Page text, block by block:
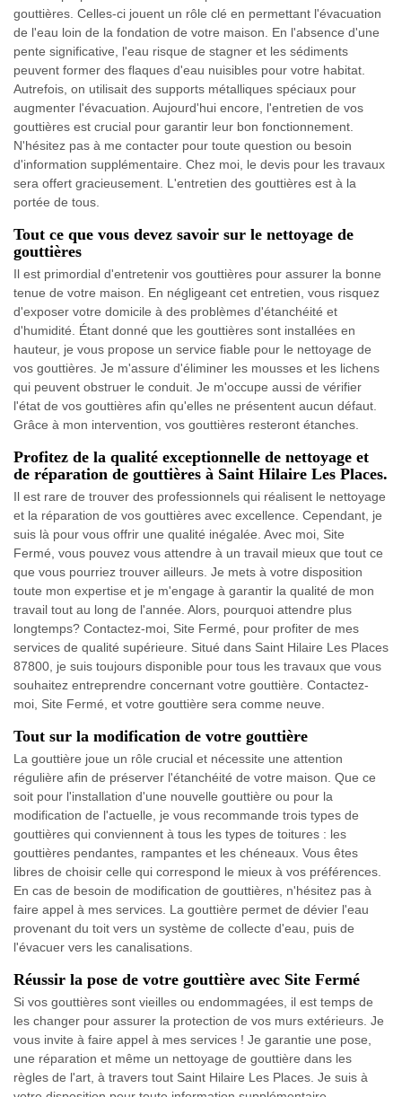
gouttières. Celles-ci jouent un rôle clé en permettant l'évacuation
de l'eau loin de la fondation de votre maison. En l'absence d'une
pente significative, l'eau risque de stagner et les sédiments
peuvent former des flaques d'eau nuisibles pour votre habitat.
Autrefois, on utilisait des supports métalliques spéciaux pour
augmenter l'évacuation. Aujourd'hui encore, l'entretien de vos
gouttières est crucial pour garantir leur bon fonctionnement.
N'hésitez pas à me contacter pour toute question ou besoin
d'information supplémentaire. Chez moi, le devis pour les travaux
sera offert gracieusement. L'entretien des gouttières est à la
portée de tous.
Tout ce que vous devez savoir sur le nettoyage de
gouttières
Il est primordial d'entretenir vos gouttières pour assurer la bonne
tenue de votre maison. En négligeant cet entretien, vous risquez
d'exposer votre domicile à des problèmes d'étanchéité et
d'humidité. Étant donné que les gouttières sont installées en
hauteur, je vous propose un service fiable pour le nettoyage de
vos gouttières. Je m'assure d'éliminer les mousses et les lichens
qui peuvent obstruer le conduit. Je m'occupe aussi de vérifier
l'état de vos gouttières afin qu'elles ne présentent aucun défaut.
Grâce à mon intervention, vos gouttières resteront étanches.
Profitez de la qualité exceptionnelle de nettoyage et
de réparation de gouttières à Saint Hilaire Les Places.
Il est rare de trouver des professionnels qui réalisent le nettoyage
et la réparation de vos gouttières avec excellence. Cependant, je
suis là pour vous offrir une qualité inégalée. Avec moi, Site
Fermé, vous pouvez vous attendre à un travail mieux que tout ce
que vous pourriez trouver ailleurs. Je mets à votre disposition
toute mon expertise et je m'engage à garantir la qualité de mon
travail tout au long de l'année. Alors, pourquoi attendre plus
longtemps? Contactez-moi, Site Fermé, pour profiter de mes
services de qualité supérieure. Situé dans Saint Hilaire Les Places
87800, je suis toujours disponible pour tous les travaux que vous
souhaitez entreprendre concernant votre gouttière. Contactez-
moi, Site Fermé, et votre gouttière sera comme neuve.
Tout sur la modification de votre gouttière
La gouttière joue un rôle crucial et nécessite une attention
régulière afin de préserver l'étanchéité de votre maison. Que ce
soit pour l'installation d'une nouvelle gouttière ou pour la
modification de l'actuelle, je vous recommande trois types de
gouttières qui conviennent à tous les types de toitures : les
gouttières pendantes, rampantes et les chéneaux. Vous êtes
libres de choisir celle qui correspond le mieux à vos préférences.
En cas de besoin de modification de gouttières, n'hésitez pas à
faire appel à mes services. La gouttière permet de dévier l'eau
provenant du toit vers un système de collecte d'eau, puis de
l'évacuer vers les canalisations.
Réussir la pose de votre gouttière avec Site Fermé
Si vos gouttières sont vieilles ou endommagées, il est temps de
les changer pour assurer la protection de vos murs extérieurs. Je
vous invite à faire appel à mes services ! Je garantie une pose,
une réparation et même un nettoyage de gouttière dans les
règles de l'art, à travers tout Saint Hilaire Les Places. Je suis à